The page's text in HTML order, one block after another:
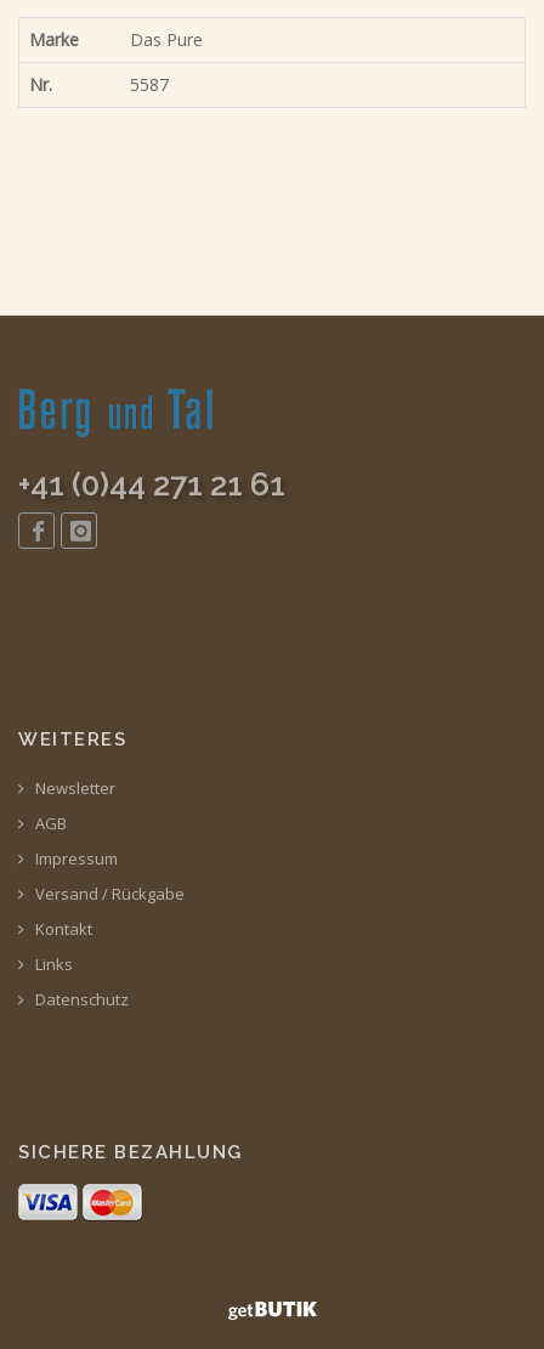
Marke
Das Pure
Nr.
5587
+41 (0)44 271 21 61
WEITERES
Newsletter
AGB
Impressum
Versand / Rückgabe
Kontakt
Links
Datenschutz
SICHERE BEZAHLUNG